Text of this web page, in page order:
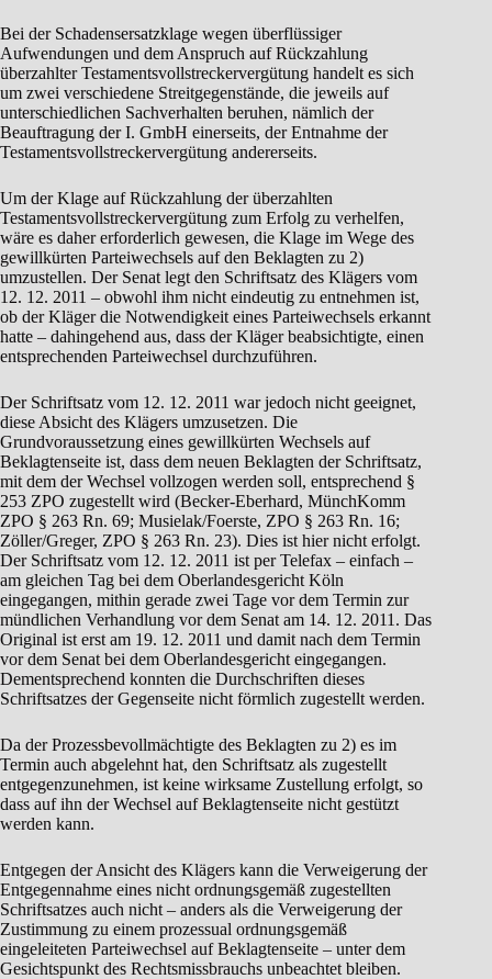
Bei der Schadensersatzklage wegen überflüssiger
Aufwendungen und dem Anspruch auf Rückzahlung
überzahlter Testamentsvollstreckervergütung handelt es sich
um zwei verschiedene Streitgegenstände, die jeweils auf
unterschiedlichen Sachverhalten beruhen, nämlich der
Beauftragung der I. GmbH einerseits, der Entnahme der
Testamentsvollstreckervergütung andererseits.
Um der Klage auf Rückzahlung der überzahlten
Testamentsvollstreckervergütung zum Erfolg zu verhelfen,
wäre es daher erforderlich gewesen, die Klage im Wege des
gewillkürten Parteiwechsels auf den Beklagten zu 2)
umzustellen. Der Senat legt den Schriftsatz des Klägers vom
12. 12. 2011 – obwohl ihm nicht eindeutig zu entnehmen ist,
ob der Kläger die Notwendigkeit eines Parteiwechsels erkannt
hatte – dahingehend aus, dass der Kläger beabsichtigte, einen
entsprechenden Parteiwechsel durchzuführen.
Der Schriftsatz vom 12. 12. 2011 war jedoch nicht geeignet,
diese Absicht des Klägers umzusetzen. Die
Grundvoraussetzung eines gewillkürten Wechsels auf
Beklagtenseite ist, dass dem neuen Beklagten der Schriftsatz,
mit dem der Wechsel vollzogen werden soll, entsprechend §
253 ZPO zugestellt wird (Becker-Eberhard, MünchKomm
ZPO § 263 Rn. 69; Musielak/Foerste, ZPO § 263 Rn. 16;
Zöller/Greger, ZPO § 263 Rn. 23). Dies ist hier nicht erfolgt.
Der Schriftsatz vom 12. 12. 2011 ist per Telefax – einfach –
am gleichen Tag bei dem Oberlandesgericht Köln
eingegangen, mithin gerade zwei Tage vor dem Termin zur
mündlichen Verhandlung vor dem Senat am 14. 12. 2011. Das
Original ist erst am 19. 12. 2011 und damit nach dem Termin
vor dem Senat bei dem Oberlandesgericht eingegangen.
Dementsprechend konnten die Durchschriften dieses
Schriftsatzes der Gegenseite nicht förmlich zugestellt werden.
Da der Prozessbevollmächtigte des Beklagten zu 2) es im
Termin auch abgelehnt hat, den Schriftsatz als zugestellt
entgegenzunehmen, ist keine wirksame Zustellung erfolgt, so
dass auf ihn der Wechsel auf Beklagtenseite nicht gestützt
werden kann.
Entgegen der Ansicht des Klägers kann die Verweigerung der
Entgegennahme eines nicht ordnungsgemäß zugestellten
Schriftsatzes auch nicht – anders als die Verweigerung der
Zustimmung zu einem prozessual ordnungsgemäß
eingeleiteten Parteiwechsel auf Beklagtenseite – unter dem
Gesichtspunkt des Rechtsmissbrauchs unbeachtet bleiben.